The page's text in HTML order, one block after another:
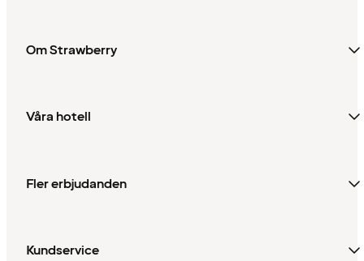
Om Strawberry
Våra hotell
Fler erbjudanden
Kundservice